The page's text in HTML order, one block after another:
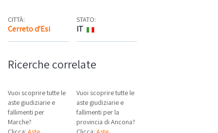
CITTÀ:
Cerreto d'Esi Mappa
STATO:
IT
Ricerche correlate
Vuoi scoprire tutte le
aste giudiziarie e
fallimenti per
Marche?
Vuoi scoprire tutte le
aste giudiziarie e
fallimenti per la
provincia di Ancona?